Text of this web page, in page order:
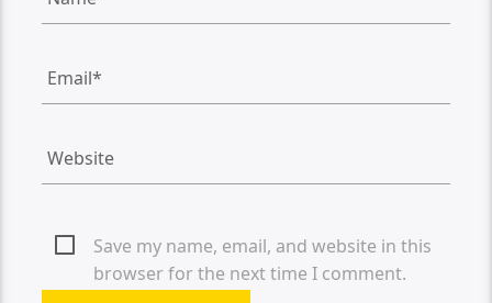
Save my name, email, and website in this
browser for the next time I comment.